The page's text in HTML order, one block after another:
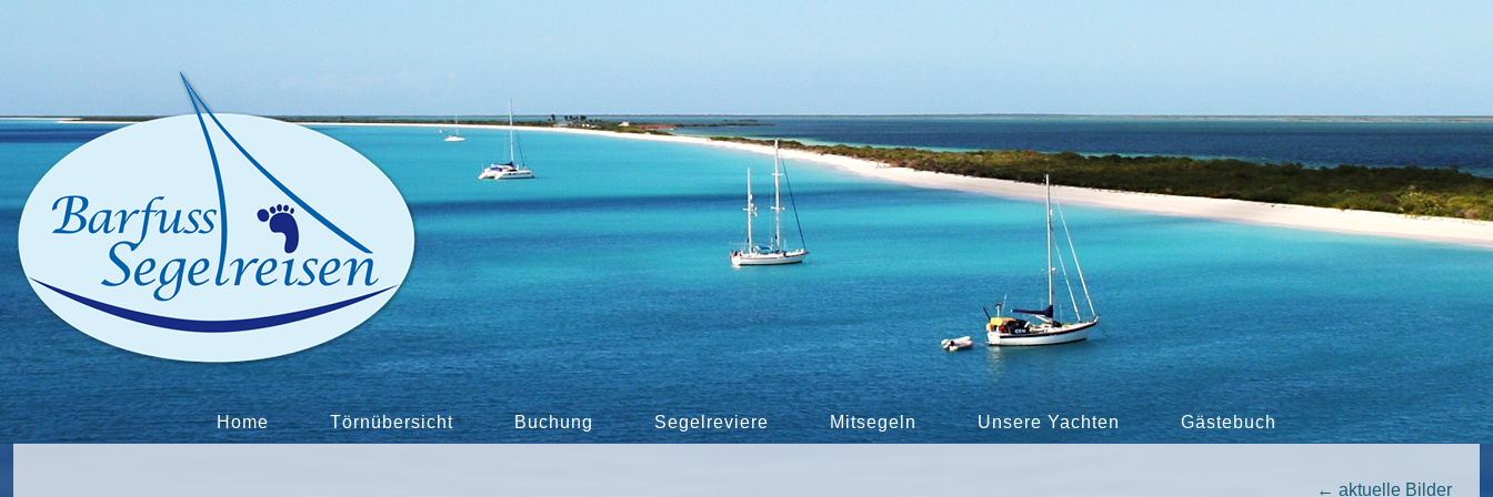
Home Törnübersicht Buchung Segelreviere Mitsegeln Unsere Yachten Gästebuch
← aktuelle Bilder